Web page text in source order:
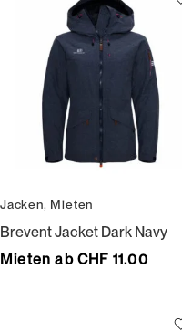
Jacken, Mieten
Brevent Jacket Dark Navy
Mieten ab CHF 11.00